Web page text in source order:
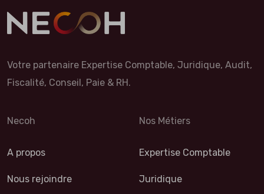
Votre partenaire Expertise Comptable, Juridique, Audit,
Fiscalité, Conseil, Paie & RH.
Necoh
A propos
Nous rejoindre
Nos Métiers
Expertise Comptable
Juridique